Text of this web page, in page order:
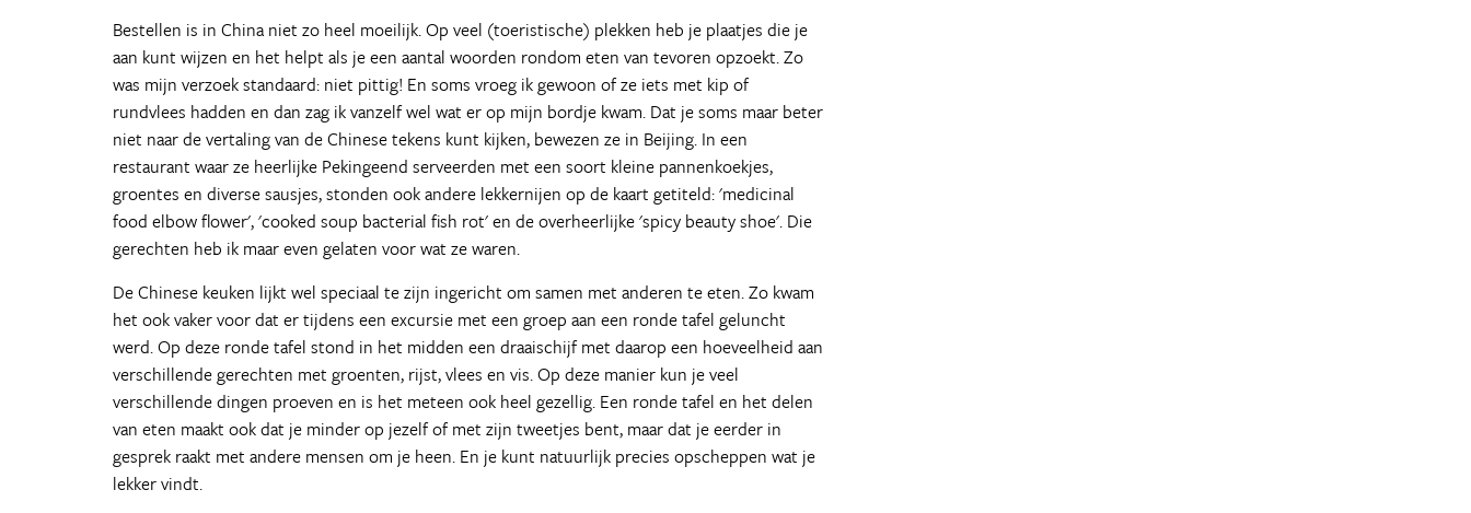
Bestellen is in China niet zo heel moeilijk. Op veel (toeristische) plekken heb je plaatjes die je
aan kunt wijzen en het helpt als je een aantal woorden rondom eten van tevoren opzoekt. Zo
was mijn verzoek standaard: niet pittig! En soms vroeg ik gewoon of ze iets met kip of
rundvlees hadden en dan zag ik vanzelf wel wat er op mijn bordje kwam. Dat je soms maar beter
niet naar de vertaling van de Chinese tekens kunt kijken, bewezen ze in Beijing. In een
restaurant waar ze heerlijke Pekingeend serveerden met een soort kleine pannenkoekjes,
groentes en diverse sausjes, stonden ook andere lekkernijen op de kaart getiteld: 'medicinal
food elbow flower', 'cooked soup bacterial fish rot' en de overheerlijke 'spicy beauty shoe'. Die
gerechten heb ik maar even gelaten voor wat ze waren.
De Chinese keuken lijkt wel speciaal te zijn ingericht om samen met anderen te eten. Zo kwam
het ook vaker voor dat er tijdens een excursie met een groep aan een ronde tafel geluncht
werd. Op deze ronde tafel stond in het midden een draaischijf met daarop een hoeveelheid aan
verschillende gerechten met groenten, rijst, vlees en vis. Op deze manier kun je veel
verschillende dingen proeven en is het meteen ook heel gezellig. Een ronde tafel en het delen
van eten maakt ook dat je minder op jezelf of met zijn tweetjes bent, maar dat je eerder in
gesprek raakt met andere mensen om je heen. En je kunt natuurlijk precies opscheppen wat je
lekker vindt.